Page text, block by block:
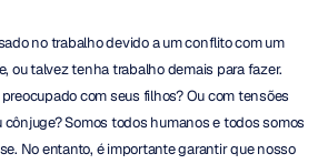
no trabalho devido a um conflito com um
ou talvez tenha trabalho demais para fazer.
com seus filhos? Ou com tensões
Somos todos humanos e todos somos
No entanto, é importante garantir que nosso